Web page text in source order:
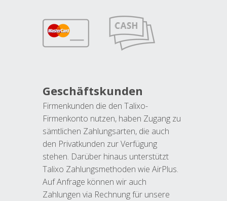
Geschäftskunden
Firmenkunden die den Talixo-
Firmenkonto nutzen, haben Zugang zu
sämtlichen Zahlungsarten, die auch
den Privatkunden zur Verfügung
stehen. Darüber hinaus unterstützt
Talixo Zahlungsmethoden wie AirPlus.
Auf Anfrage können wir auch
Zahlungen via Rechnung für unsere